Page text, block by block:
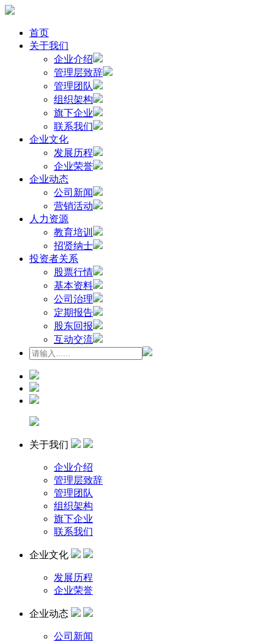
首页
关于我们
企业介绍
管理层致辞
管理团队
组织架构
旗下企业
联系我们
企业文化
发展历程
企业荣誉
企业动态
公司新闻
营销活动
人力资源
教育培训
招贤纳士
投资者关系
股票行情
基本资料
公司治理
定期报告
股东回报
互动交流
关于我们
企业介绍
管理层致辞
管理团队
组织架构
旗下企业
联系我们
企业文化
发展历程
企业荣誉
企业动态
公司新闻